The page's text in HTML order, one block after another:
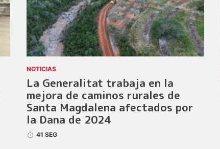
NOTICIAS
La Generalitat trabaja en la
mejora de caminos rurales de
Santa Magdalena afectados por
la Dana de 2024
41 SEG